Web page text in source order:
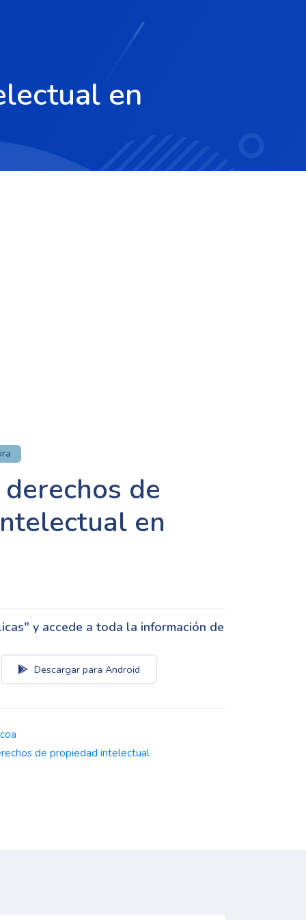
en
de
en
y accede a toda la información de
Descargar para Android
de propiedad intelectual